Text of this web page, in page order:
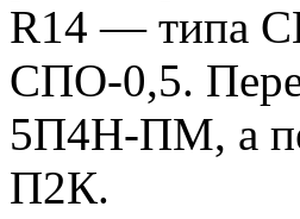
R14 — типа
СПО-0,5.
5П4Н-ПМ, а
П2К.